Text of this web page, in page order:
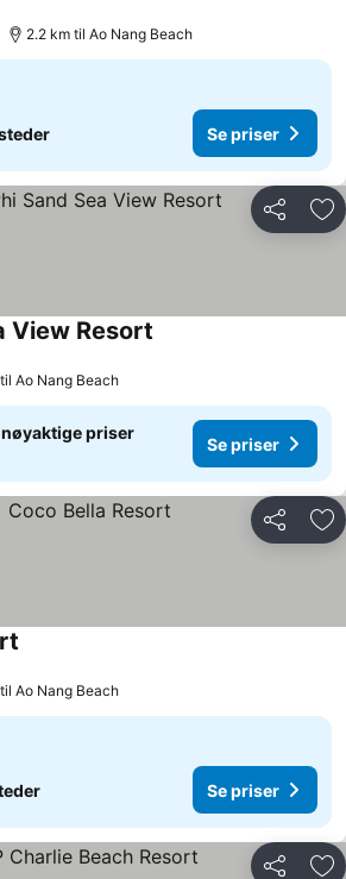
2.2 km til Ao Nang Beach
Se priser
Del
View Resort
Ao Nang Beach
priser
Se priser
Del
Ao Nang Beach
Se priser